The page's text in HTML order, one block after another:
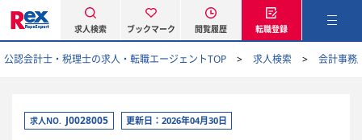
求人検索 ブックマーク 閲覧履歴 転職登録
公認会計士・税理士の求人・転職エージェントTOP 求人検索 会計事務
求人NO. J0028005 更新日：2026年04月30日